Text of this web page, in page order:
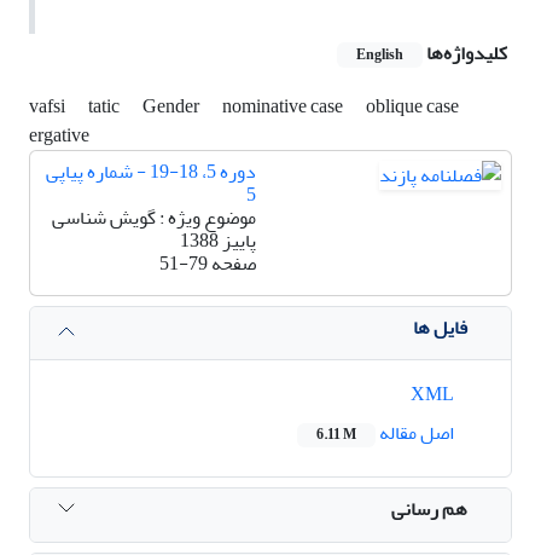
کلیدواژه‌ها
English
vafsi tatic Gender nominative case
oblique case
ergative
دوره 5، 18-19 - شماره پیاپی
5
موضوع ویژه : گویش شناسی
پاییز 1388
صفحه51-79
فایل ها
اصل مقاله
6.11 M
هم رسانی